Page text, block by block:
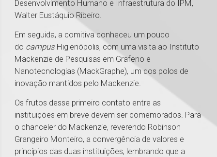
Desenvolvimento Humano e Infraestrutura do IPM,
Walter Eustáquio Ribeiro.
Em seguida, a comitiva conheceu um pouco
do campus Higienópolis, com uma visita ao Instituto
Mackenzie de Pesquisas em Grafeno e
Nanotecnologias (MackGraphe), um dos polos de
inovação mantidos pelo Mackenzie.
Os frutos desse primeiro contato entre as
instituições em breve devem ser comemorados. Para
o chanceler do Mackenzie, reverendo Robinson
Grangeiro Monteiro, a convergência de valores e
princípios das duas instituições, lembrando que a